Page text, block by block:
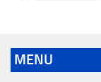
MENU